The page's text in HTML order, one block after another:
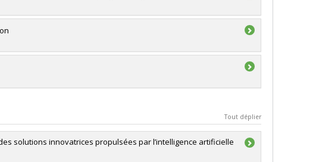
Tout déplier
solutions innovatrices propulsées par l’intelligence artificielle